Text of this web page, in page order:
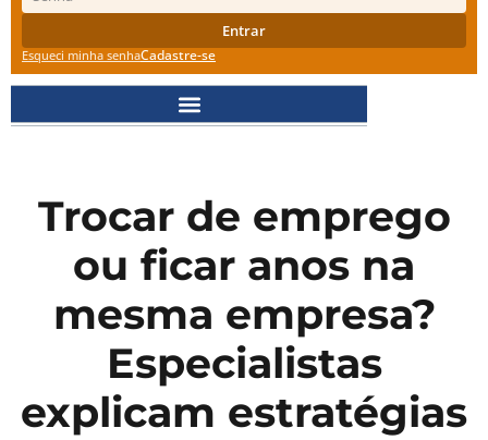
Entrar
Esqueci minha senhaCadastre-se
Trocar de emprego
ou ficar anos na
mesma empresa?
Especialistas
explicam estratégias